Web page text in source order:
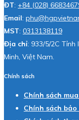
ĐT: +84 (028)
Email:
MST: 0313138119
Địa chỉ: 933/5/2C Tỉnh
Minh, Việt Nam.
Chính sách
Chính sách
Chính sách bảo